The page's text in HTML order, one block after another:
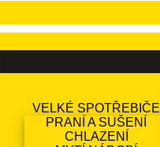
VELKÉ SPOTŘEBIČE
PRANÍ A SUŠENÍ
CHLAZENÍ